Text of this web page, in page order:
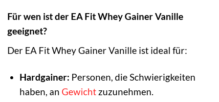
Für wen ist der EA Fit Whey Gainer Vanille
geeignet?
Der EA Fit Whey Gainer Vanille ist ideal für:
Hardgainer: Personen, die Schwierigkeiten
haben, an Gewichtzuzunehmen.